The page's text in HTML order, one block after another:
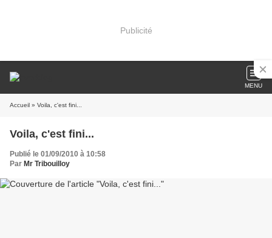
Publicité
MENU
Accueil » Voila, c'est fini...
Voila, c'est fini...
Publié le 01/09/2010 à 10:58
Par Mr Tribouilloy